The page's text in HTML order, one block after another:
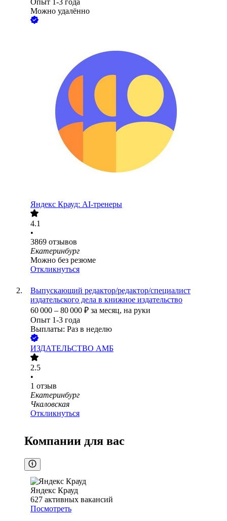
Опыт 1-3 года
Можно удалённо
Яндекс Крауд: AI-тренеры
4.1
•
3869 отзывов
Екатеринбург
Можно без резюме
Откликнуться
Выпускающий редактор/редактор/специалист
издательского дела в книжное издательство
60 000 – 80 000 ₽ за месяц, на руки
Опыт 1-3 года
Выплаты: Раз в неделю
ИЗДАТЕЛЬСТВО АМБ
2.5
•
1 отзыв
Екатеринбург
Чкаловская
Откликнуться
Компании для вас
Яндекс Крауд
627 активных вакансий
Посмотреть